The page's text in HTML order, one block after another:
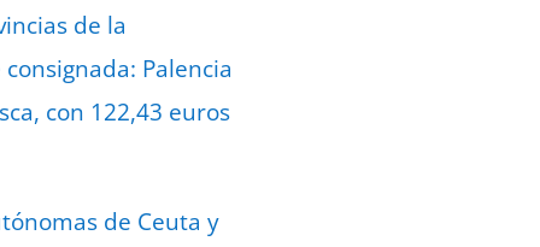
de la
Palencia
con 122,43 euros
de Ceuta y